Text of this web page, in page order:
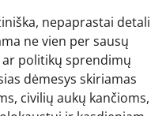
nepaprastai detali
ne vien per sausų
politikų sprendimų
dėmesys skiriamas
civilių aukų kančioms,